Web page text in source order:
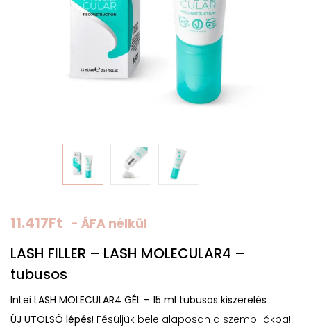
11.417Ft - ÁFA nélkül
LASH FILLER – LASH MOLECULAR4 –
tubusos
InLei LASH MOLECULAR4 GÉL – 15 ml tubusos kiszerelés
ÚJ UTOLSÓ lépés! Fésüljük bele alaposan a szempillákba!